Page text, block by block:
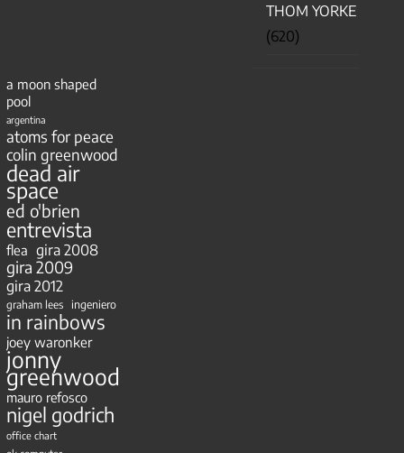
THOM YORKE
(620)
a moon shaped
pool
argentina
atoms for peace
colin greenwood
dead air
space
ed o'brien
entrevista
flea gira 2008
gira 2009
gira 2012
graham lees ingeniero
in rainbows
joey waronker
jonny
greenwood
mauro refosco
nigel godrich
office chart